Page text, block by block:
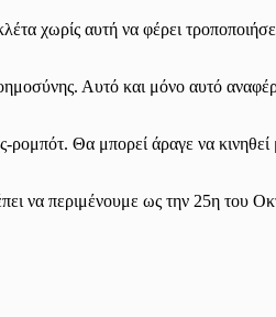
χωρίς αυτή να φέρει
Αυτό και μόνο αυτό
ρομπότ. Θα μπορεί άραγε να
να περιμένουμε ως την 25η του